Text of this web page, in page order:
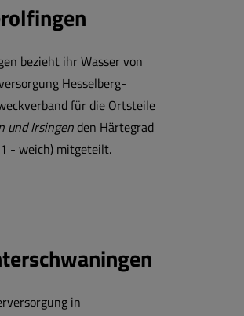
bezieht ihr Wasser von
Hesselberg-
für die Ortsteile
und Irsingenden Härtegrad
- weich) mitgeteilt.
in